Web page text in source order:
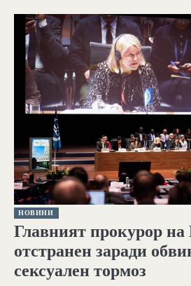
НОВИНИ
Главният прокурор
отстранен заради
сексуален тормоз